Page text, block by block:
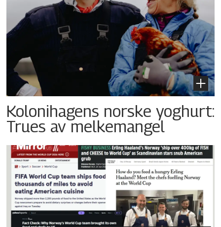
Kolonihagens norske yoghurt:
Trues av melkemangel